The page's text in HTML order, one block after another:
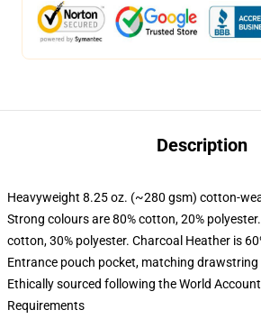
Description
Heavyweight 8.25 oz. (~280 gsm) cotton-
Strong colours are 80% cotton, 20%
cotton, 30% polyester. Charcoal Heather is
Entrance pouch pocket, matching
Ethically sourced following the World
Requirements